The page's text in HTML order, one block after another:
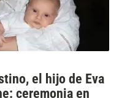
el hijo de Eva
ceremonia en